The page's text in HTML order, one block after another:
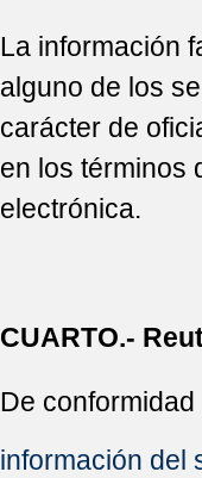
La información
alguno de los
carácter de
en los términos
electrónica.
CUARTO.-
De
información del